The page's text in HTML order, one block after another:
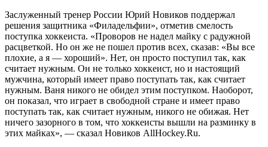
Заслуженный тренер России Юрий Новиков поддержал
решения защитника «Филадельфии», отметив смелость
поступка хоккеиста. «Проворов не надел майку с радужной
расцветкой. Но он же не пошел против всех, сказав: «Вы все
плохие, а я — хороший». Нет, он просто поступил так, как
считает нужным. Он не только хоккеист, но и настоящий
мужчина, который имеет право поступать так, как считает
нужным. Ваня никого не обидел этим поступком. Наоборот,
он показал, что играет в свободной стране и имеет право
поступать так, как считает нужным, никого не обижая. Нет
ничего зазорного в том, что хоккеисты вышли на разминку в
этих майках», — сказал Новиков AllHockey.Ru.